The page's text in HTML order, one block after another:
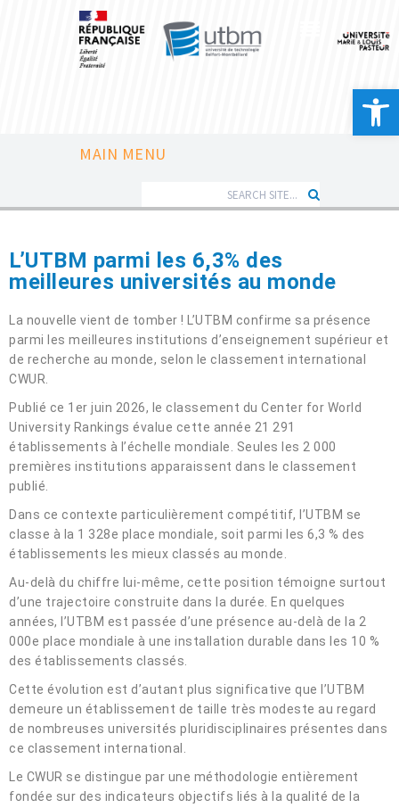
Ouvrir
MAIN MENU
L’UTBM parmi les 6,3% des
meilleures universités au monde
La nouvelle vient de tomber ! L’UTBM confirme sa présence
parmi les meilleures institutions d’enseignement supérieur et
de recherche au monde, selon le classement international
CWUR.
Publié ce 1er juin 2026, le classement du Center for World
University Rankings évalue cette année 21 291
établissements à l’échelle mondiale. Seules les 2 000
premières institutions apparaissent dans le classement
publié.
Dans ce contexte particulièrement compétitif, l’UTBM se
classe à la 1 328e place mondiale, soit parmi les 6,3 % des
établissements les mieux classés au monde.
Au-delà du chiffre lui-même, cette position témoigne surtout
d’une trajectoire construite dans la durée. En quelques
années, l’UTBM est passée d’une présence au-delà de la 2
000e place mondiale à une installation durable dans les 10 %
des établissements classés.
Cette évolution est d’autant plus significative que l’UTBM
demeure un établissement de taille très modeste au regard
de nombreuses universités pluridisciplinaires présentes dans
ce classement international.
Le CWUR se distingue par une méthodologie entièrement
fondée sur des indicateurs objectifs liés à la qualité de la